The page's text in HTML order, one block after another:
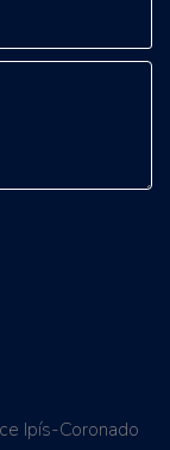
Ipís-Coronado